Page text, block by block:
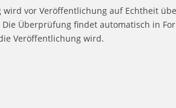
wird vor Veröffentlichung auf Echtheit
Überprüfung findet automatisch in
Veröffentlichung wird.